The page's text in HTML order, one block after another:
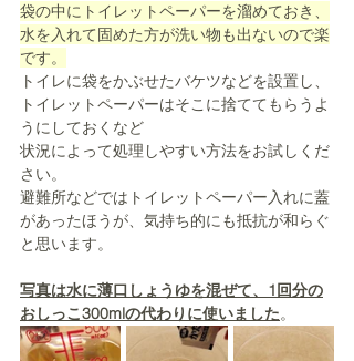
袋の中にトイレットペーパーを溜めておき、
水を入れて固めた方が洗い物も出ないので楽
です。
トイレに袋をかぶせたバケツなどを設置し、
トイレットペーパーはそこに捨ててもらうよ
うにしておくなど
状況によって処理しやすい方法をお試しくだ
さい。
避難所などではトイレットペーパー入れに蓋
があったほうが、気持ち的にも抵抗が和らぐ
と思います。
写真は水に薄口しょうゆを混ぜて、1回分の
おしっこ300mlの代わりに使いました。